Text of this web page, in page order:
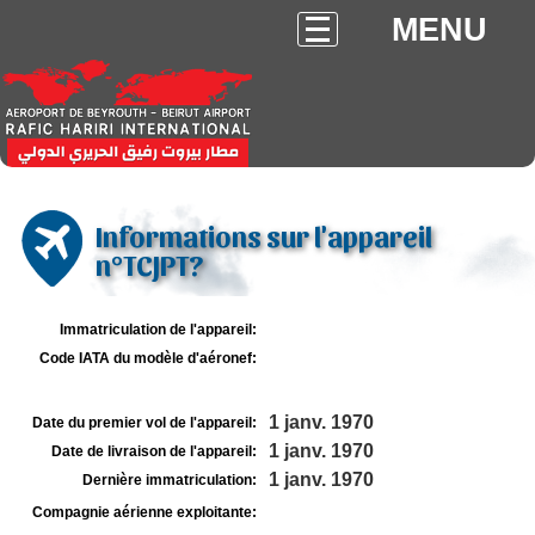
MENU
Informations sur l'appareil
n°TCJPT?
Immatriculation de l'appareil:
Code IATA du modèle d'aéronef:
Date du premier vol de l'appareil: 1 janv. 1970
Date de livraison de l'appareil: 1 janv. 1970
Dernière immatriculation: 1 janv. 1970
Compagnie aérienne exploitante: